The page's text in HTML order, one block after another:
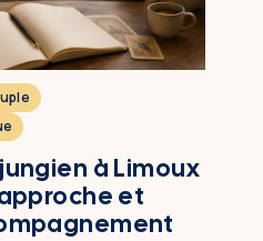
à Limoux
et